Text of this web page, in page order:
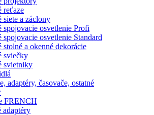
reťaze
siete a záclony
spojovacie osvetlenie Profi
spojovacie osvetlenie Standard
stolné a okenné dekorácie
sviečky
svietniky
adaptéry, časovače, ostatné
FRENCH
adaptéry